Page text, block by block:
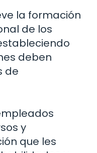
la formación
de los
deben
de
y
que les